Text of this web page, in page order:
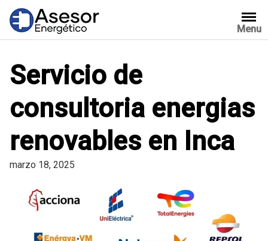
Saltar
contenido
Menu
Servicio de
consultoria energias
renovables en Inca
marzo 18, 2025